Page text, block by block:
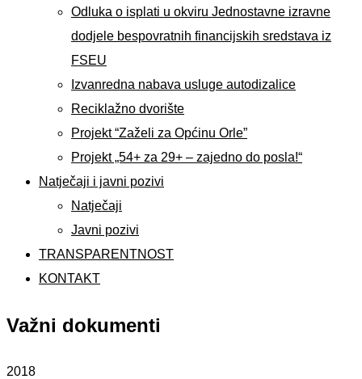
Odluka o isplati u okviru Jednostavne izravne
dodjele bespovratnih financijskih sredstava iz
FSEU
Izvanredna nabava usluge autodizalice
Reciklažno dvorište
Projekt “Zaželi za Općinu Orle”
Projekt „54+ za 29+ – zajedno do posla!“
Natječaji i javni pozivi
Natječaji
Javni pozivi
TRANSPARENTNOST
KONTAKT
Važni dokumenti
2018